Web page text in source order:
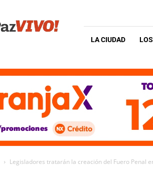
LA CIUDAD
Legisladores tratarán la creación del Fuero Penal